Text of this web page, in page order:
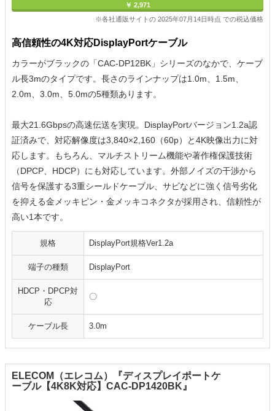
￥ 2,971
※各社通販サイトの 2025年07月14日時点 での税込価格
高信頼性の4K対応DisplayPortケーブル
カラーがブラックの「CAC-DP12BK」シリーズのなかで、ケーブ
ル長3mのタイプです。長さのラインナップは1.0m、1.5m、
2.0m、3.0m、5.0mの5種類あります。
最大21.6Gbpsの高速伝送を実現。DisplayPortバージョン1.2a認
証済みで、対応解像度は3,840×2,160（60p）と4K映像出力に対
応します。もちろん、マルチストリーム機能や著作権保護技術
（DPCP、HDCP）にも対応しています。外部ノイズの干渉から
信号を保護する3重シールドケーブル、サビなどに強く信号劣化
を抑える金メッキピン・金メッキコネクタが採用され、信頼性が
高い1本です。
規格 DisplayPort規格Ver1.2a
端子の種類 DisplayPort
HDCP・DPCP対
応
〇
ケーブル長 3.0m
ELECOM（エレコム）『ディスプレイポートケ
ーブル【4K8K対応】CAC-DP1420BK』